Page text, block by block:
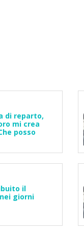
di reparto,
mi crea
posso
il
giorni